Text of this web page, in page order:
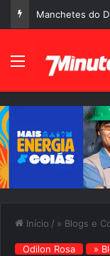
Manchetes do
Menu
Início / » Blogs e
Odilon Rosa »